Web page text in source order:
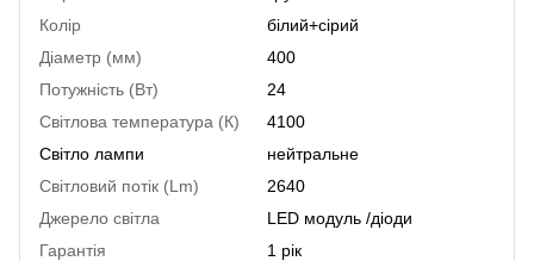
Колір
білий+сірий
Діаметр (мм)
400
Потужність (Вт)
24
Світлова температура (К)
4100
Світло лампи
нейтральне
Світловий потік (Lm)
2640
Джерело світла
LED модуль /діоди
Гарантія
1 рік